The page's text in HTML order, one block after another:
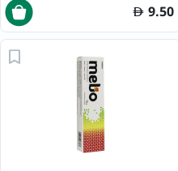
9.50